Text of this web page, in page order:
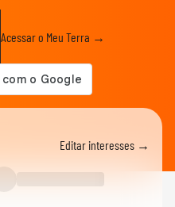
Acessar o Meu Terra →
Editar interesses →